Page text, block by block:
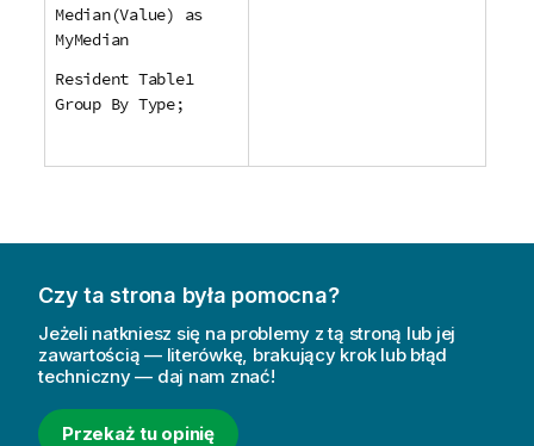
Median(Value) as
MyMedian
Resident Table1
Group By Type;
Czy ta strona była pomocna?
Jeżeli natkniesz się na problemy z tą stroną lub jej
zawartością — literówkę, brakujący krok lub błąd
techniczny — daj nam znać!
Przekaż tu opinię